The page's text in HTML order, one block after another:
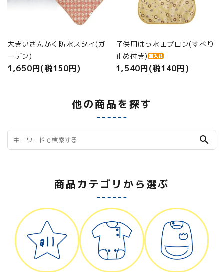
大きいさんかく防水スタイ(ガ
ーデン)
1,650円(税150円)
子供用はっ水エプロン(すべり
止め付き)
1,540円(税140円)
他の商品を探す
search
商品カテゴリから選ぶ